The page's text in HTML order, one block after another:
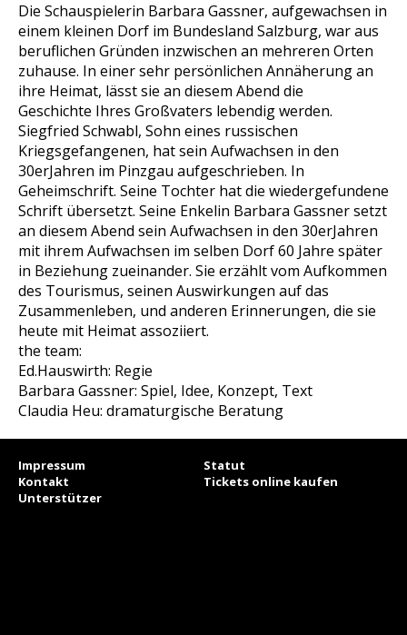
Die Schauspielerin Barbara Gassner, aufgewachsen in
einem kleinen Dorf im Bundesland Salzburg, war aus
beruflichen Gründen inzwischen an mehreren Orten
zuhause. In einer sehr persönlichen Annäherung an
ihre Heimat, lässt sie an diesem Abend die
Geschichte Ihres Großvaters lebendig werden.
Siegfried Schwabl, Sohn eines russischen
Kriegsgefangenen, hat sein Aufwachsen in den
30erJahren im Pinzgau aufgeschrieben. In
Geheimschrift. Seine Tochter hat die wiedergefundene
Schrift übersetzt. Seine Enkelin Barbara Gassner setzt
an diesem Abend sein Aufwachsen in den 30erJahren
mit ihrem Aufwachsen im selben Dorf 60 Jahre später
in Beziehung zueinander. Sie erzählt vom Aufkommen
des Tourismus, seinen Auswirkungen auf das
Zusammenleben, und anderen Erinnerungen, die sie
heute mit Heimat assoziiert.
the team:
Ed.Hauswirth: Regie
Barbara Gassner: Spiel, Idee, Konzept, Text
Claudia Heu: dramaturgische Beratung
Impressum
Statut
Kontakt
Tickets online kaufen
Unterstützer